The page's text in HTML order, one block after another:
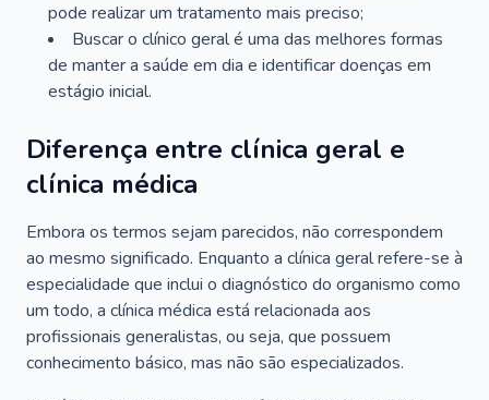
pode realizar um tratamento mais preciso;
Buscar o clínico geral é uma das melhores formas
de manter a saúde em dia e identificar doenças em
estágio inicial.
Diferença entre clínica geral e
clínica médica
Embora os termos sejam parecidos, não correspondem
ao mesmo significado. Enquanto a clínica geral refere-se à
especialidade que inclui o diagnóstico do organismo como
um todo, a clínica médica está relacionada aos
profissionais generalistas, ou seja, que possuem
conhecimento básico, mas não são especializados.